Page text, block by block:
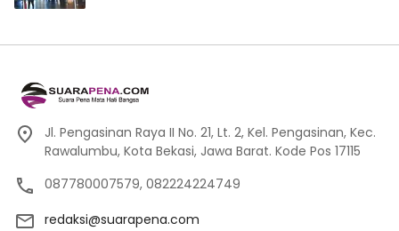
Jl. Pengasinan Raya II No. 21, Lt. 2, Kel. Pengasinan, Kec.
Rawalumbu, Kota Bekasi, Jawa Barat. Kode Pos 17115
087780007579, 082224224749
redaksi@suarapena.com